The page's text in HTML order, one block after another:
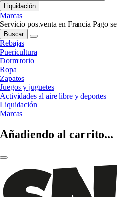
Liquidación
Marcas
Servicio postventa en Francia Pago
Buscar
Rebajas
Puericultura
Dormitorio
Ropa
Zapatos
Juegos y juguetes
Actividades al aire libre y deportes
Liquidación
Marcas
Añadiendo al carrito...